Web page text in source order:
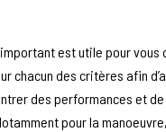
est utile pour vous
chacun des critères afin
des performances et
pour la